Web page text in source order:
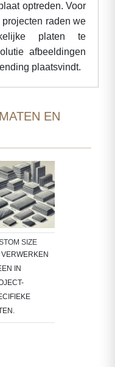
optreden. Voor
raden we
platen te
afbeeldingen
plaatsvindt.
EN
SIZE
IN